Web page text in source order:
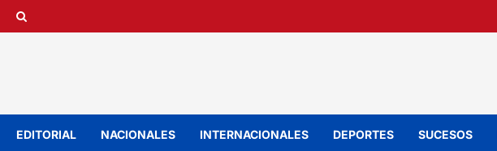
Saltar
EDITORIAL NACIONALES INTERNACIONALES DEPORTES SUCESOS